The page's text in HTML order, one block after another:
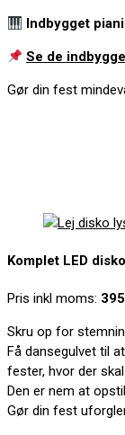
Indbygget
Se de
Gør din fest
Komplet LED
Pris inkl moms:
Skru op for
Få dansegulvet til
fester, hvor der
Den er nem at
Gør din fest